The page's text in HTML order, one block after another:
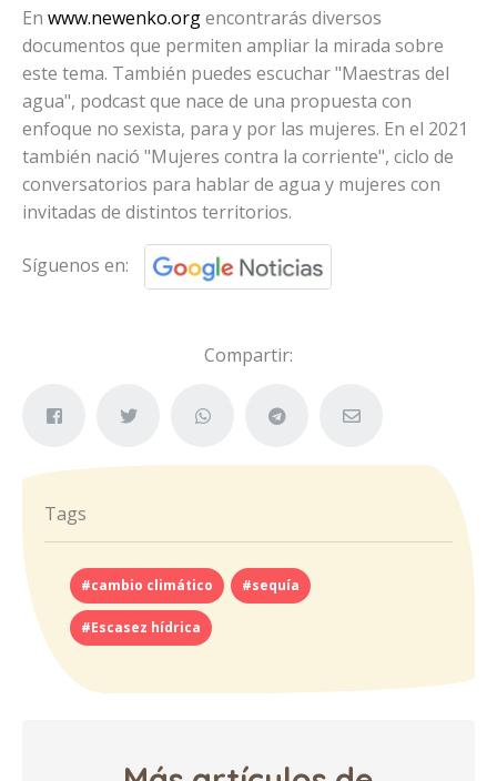
En www.newenko.orgencontrarás diversos
documentos que permiten ampliar la mirada sobre
este tema. También puedes escuchar "Maestras del
agua", podcast que nace de una propuesta con
enfoque no sexista, para y por las mujeres. En el 2021
también nació "Mujeres contra la corriente", ciclo de
conversatorios para hablar de agua y mujeres con
invitadas de distintos territorios.
Síguenos en:
Compartir:
Tags
#cambio climático #sequía
#Escasez hídrica